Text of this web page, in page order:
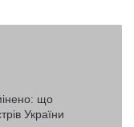
що
України